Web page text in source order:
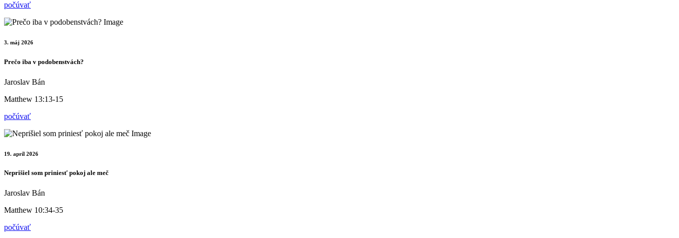
počúvať
3. máj 2026
Prečo iba v podobenstvách?
Jaroslav Bán
Matthew 13:13-15
počúvať
19. apríl 2026
Neprišiel som priniesť pokoj ale meč
Jaroslav Bán
Matthew 10:34-35
počúvať